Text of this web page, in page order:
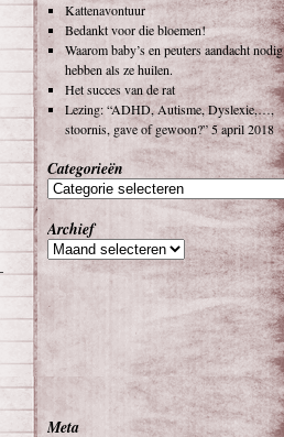
Kattenavontuur
Bedankt voor die bloemen!
Waarom baby’s en peuters aandacht nodig
hebben als ze huilen.
Het succes van de rat
Lezing: “ADHD, Autisme, Dyslexie,…,
stoornis, gave of gewoon?” 5 april 2018
Categorieën
Archief
Meta